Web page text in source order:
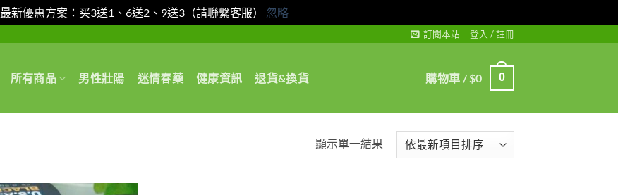
最新優惠方案：买3送1、6送2、9送3（請聯繫客服） 忽略
訂閱本站 登入 / 註冊
所有商品 男性壯陽 迷情春藥 健康資訊 退貨&換貨 購物車 /$0 0
顯示單一結果